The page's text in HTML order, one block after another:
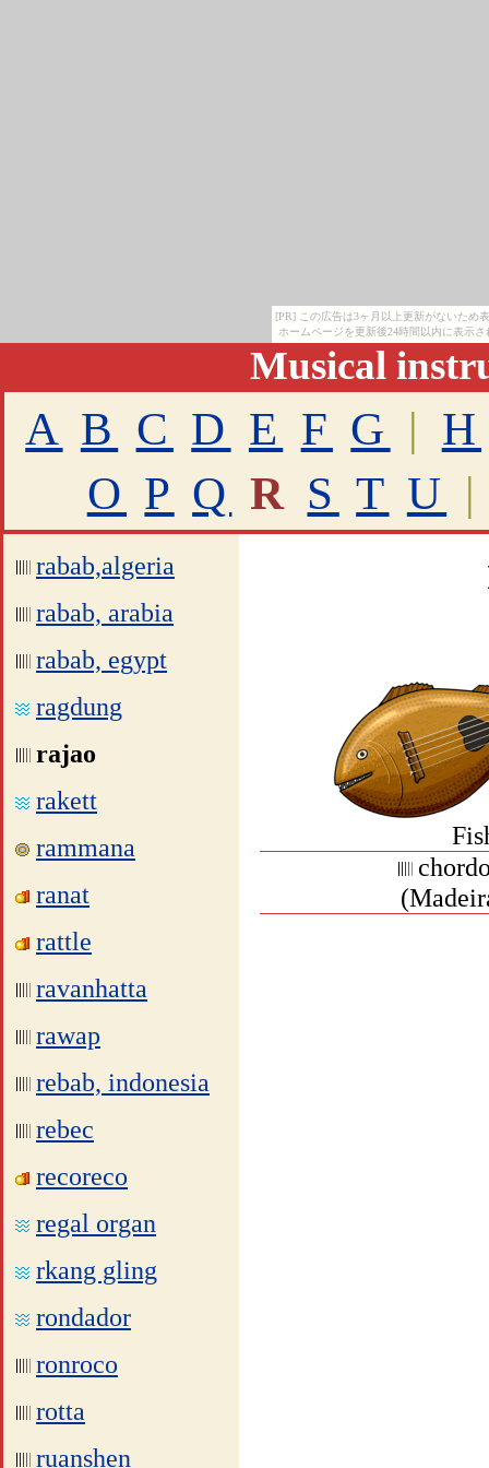
[PR] この広告は3ヶ月以上更新がないため
ホームページを更新後24時間以内に表示
Musical
A B C D E F G | H
O P Q R S T U |
rabab,algeria
rabab, arabia
rabab, egypt
ragdung
rajao
rakett
rammana
ranat
rattle
ravanhatta
rawap
rebab, indonesia
rebec
recoreco
regal organ
rkang gling
rondador
ronroco
rotta
ruanshen